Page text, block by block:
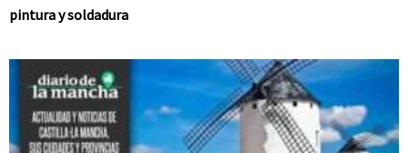
pintura y soldadura